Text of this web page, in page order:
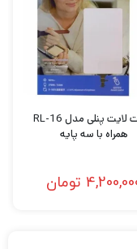
سافت لایت پنلی مدل RL-16
همراه با سه پایه
تومان